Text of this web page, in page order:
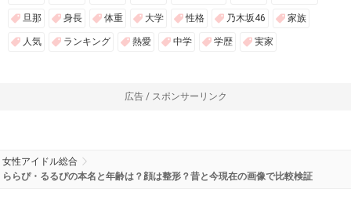
旦那 身長 体重 大学 性格 乃木坂46 家族
人気 ランキング 熱愛 中学 学歴 実家
広告 / スポンサーリンク
女性アイドル総合
ららぴ・るるぴの本名と年齢は？顔は整形？昔と今現在の画像で比較検証